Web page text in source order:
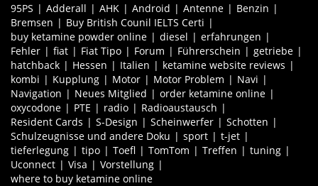
95PS Adderall AHK Android Antenne
Benzin
Bremsen
Buy British Counil IELTS Certi
buy ketamine powder online
diesel
erfahrungen
Fehler
fiat Fiat Tipo Forum Führerschein
getriebe
hatchback
Hessen Italien
ketamine website reviews
kombi
Kupplung Motor Motor Problem
Navi
Navigation
Neues Mitglied
order ketamine online
oxycodone
PTE radio
Radioaustausch
Resident Cards
S-Design Scheinwerfer
Schotten
Schulzeugnisse und andere Doku
sport
t-jet
tieferlegung
tipo Toefl TomTom Treffen
tuning
Uconnect
Visa
Vorstellung
where to buy ketamine online